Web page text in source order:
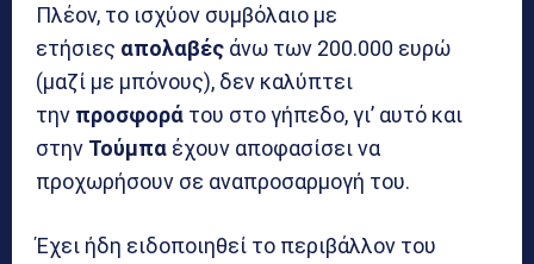
Πλέον, το ισχύον συμβόλαιο με
ετήσιες απολαβές άνω των 200.000 ευρώ
(μαζί με μπόνους), δεν καλύπτει
την προσφορά του στο γήπεδο, γι’ αυτό και
στην Τούμπα έχουν αποφασίσει να
προχωρήσουν σε αναπροσαρμογή του.
Έχει ήδη ειδοποιηθεί το περιβάλλον του